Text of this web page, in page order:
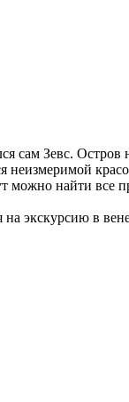
сам Зевс. Остров
найти все
экскурсию в